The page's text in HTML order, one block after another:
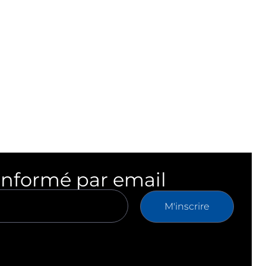
par email
M'inscrire